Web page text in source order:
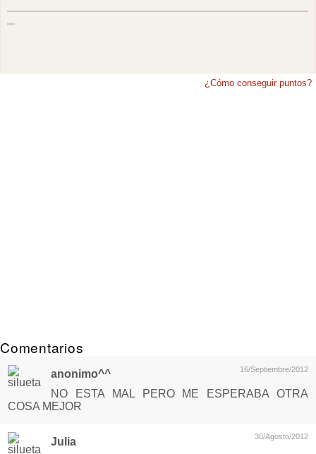
¿Cómo conseguir puntos?
Comentarios
16/Septiembre/2012
anonimo^^
NO ESTA MAL PERO ME ESPERABA OTRA
COSA MEJOR
30/Agosto/2012
Julia